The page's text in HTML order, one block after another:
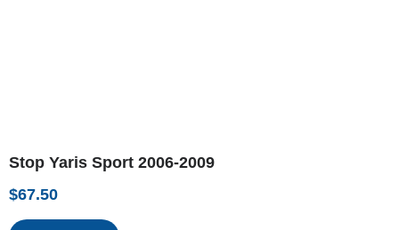
Stop Yaris Sport 2006-2009
$67.50